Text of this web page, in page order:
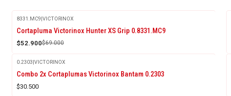
-23%
OFF
8331.MC9|VICTORINOX
Cortapluma Victorinox Hunter XS Grip 0.8331.MC9
$52.900$69.000
0.2303|VICTORINOX
Combo 2x Cortaplumas Victorinox Bantam 0.2303
$30.500